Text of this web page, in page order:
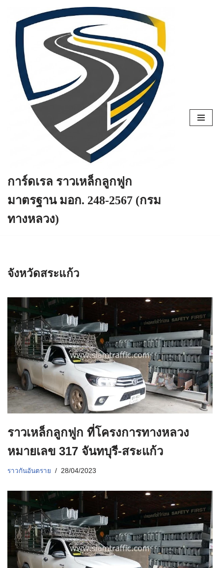
Skip
content
การ์ดเรล ราวเหล็กลูกฟูก
มาตรฐาน มอก. 248-2567 (กรม
ทางหลวง)
จังหวัดสระแก้ว
ราวเหล็กลูกฟูก ที่โครงการทางหลวง
หมายเลข 317 จันทบุรี-สระแก้ว
ราวกันอันตราย 28/04/2023